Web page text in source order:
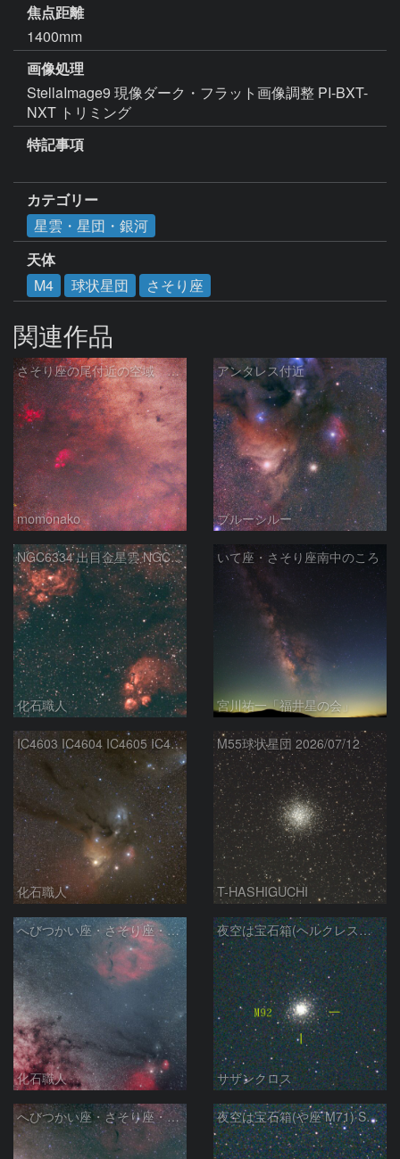
焦点距離
1400mm
画像処理
StellaImage9 現像ダーク・フラット画像調整 PI-BXT-
NXT トリミング
特記事項
カテゴリー
星雲・星団・銀河
天体
M4
球状星団 さそり座
関連作品
さそり座の尾付近の空域 260718
momonako
アンタレス付近
ブルーシルー
NGC6334 出目金星雲 NGC6357 彼岸花星雲 さそり座
化石職人
いて座・さそり座南中のころ
宮川祐一「福井星の会」
IC4603 IC4604 IC4605 IC4606 Sh2-9 IC4592 カラフルタウン 青い馬頭星雲 さそり座
化石職人
M55球状星団 2026/07/12
T-HASHIGUCHI
へびつかい座・さそり座・いて座と天の川
化石職人
夜空は宝石箱(ヘルクレス座 M92) Seestar50
サザンクロス
へびつかい座・さそり座・いて座と天の川 夜空は宝石箱(や座 M71) Seestar50